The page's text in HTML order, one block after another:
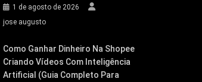
1 de agosto de 2026
jose augusto
Como Ganhar Dinheiro Na Shopee
Criando Vídeos Com Inteligência
Artificial (Guia Completo Para